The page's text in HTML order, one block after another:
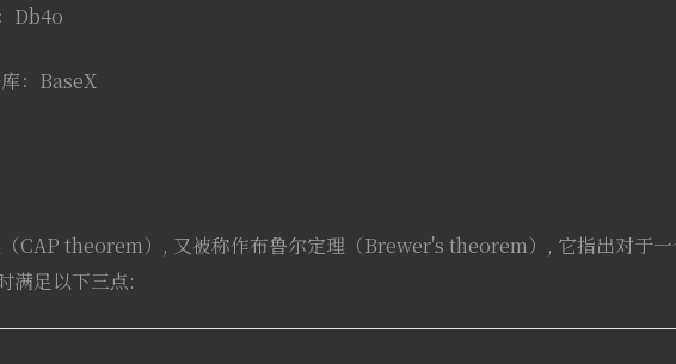
Db4o
：BaseX
CAP theorem）, 又被称作布鲁尔定理（Brewer's theorem）, 它指出对于一
满足以下三点: